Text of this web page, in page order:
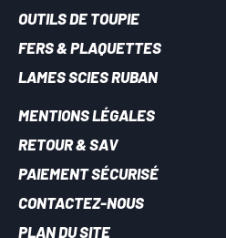
OUTILS DE TOUPIE
FERS & PLAQUETTES
LAMES SCIES RUBAN
MENTIONS LÉGALES
RETOUR & SAV
PAIEMENT SÉCURISÉ
CONTACTEZ-NOUS
PLAN DU SITE